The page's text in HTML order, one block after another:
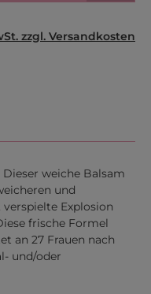
zzgl. Versandkosten
weiche Balsam
und
Explosion
frische Formel
an 27 Frauen nach
und/oder